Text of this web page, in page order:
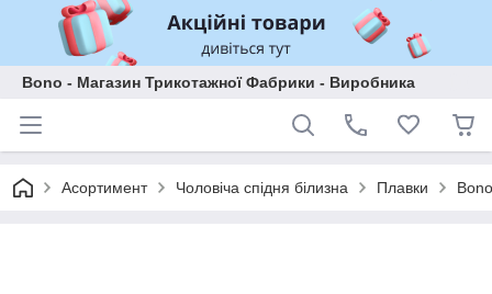
Bono - Магазин Трикотажної Фабрики - Виробника
Асортимент Чоловіча спідня білизна Плавки